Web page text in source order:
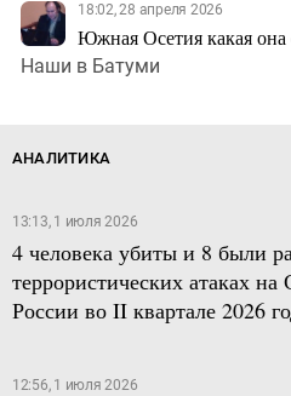
18:02, 28 апреля 2026
Южная Осетия какая
Наши в Батуми
АНАЛИТИКА
13:13, 1 июля 2026
4 человека убиты и 8 были
террористических атаках
России во II квартале 2026
12:56, 1 июля 2026